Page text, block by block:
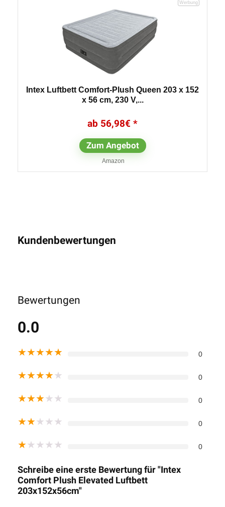
Intex Luftbett Comfort-Plush Queen 203 x 152
x 56 cm, 230 V,...
56,98€
Zum Angebot
Amazon
Kundenbewertungen
Bewertungen
0.0
★★★★★ 0
★★★★★ 0
★★★★★ 0
★★★★★ 0
★★★★★ 0
Schreibe eine erste Bewertung für "Intex
Comfort Plush Elevated Luftbett
203x152x56cm"